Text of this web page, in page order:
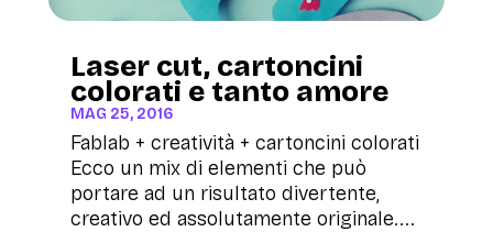
Laser cut, cartoncini
colorati e tanto amore
MAG 25, 2016
Fablab + creatività + cartoncini colorati
Ecco un mix di elementi che può
portare ad un risultato divertente,
creativo ed assolutamente originale....